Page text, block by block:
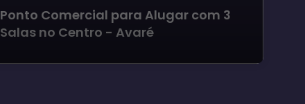
Ponto Comercial para Alugar com 3
Salas no Centro - Avaré